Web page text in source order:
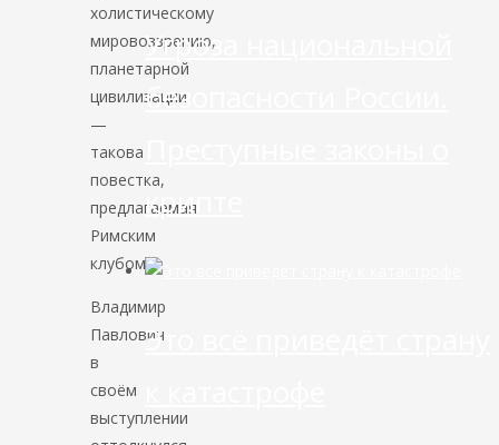
холистическому
мировоззрению,
планетарной
цивилизации
—
такова
повестка,
предлагаемая
Римским
клубом.
Владимир
Павлович
в
своём
выступлении
Угроза национальной
безопасности России.
крипте
Это всё приведёт страну